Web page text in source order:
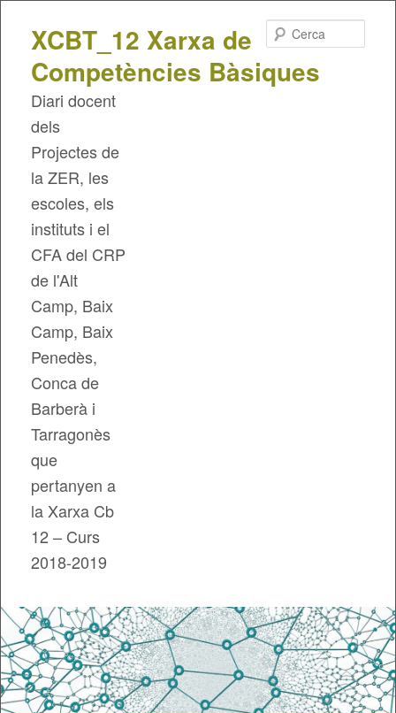
XCBT_12 Xarxa de
Competències Bàsiques
Diari docent
dels
Projectes de
la ZER, les
escoles, els
instituts i el
CFA del CRP
de l'Alt
Camp, Baix
Camp, Baix
Penedès,
Conca de
Barberà i
Tarragonès
que
pertanyen a
la Xarxa Cb
12 – Curs
2018-2019